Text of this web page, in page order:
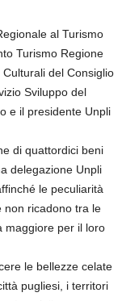
Turismo Regione
del Consiglio
Sviluppo del
e il presidente Unpli
di quattordici beni
delegazione Unpli
le peculiarità
non ricadono tra le
per il loro
le bellezze celate
pugliesi, i territori
Lauciello, «ma